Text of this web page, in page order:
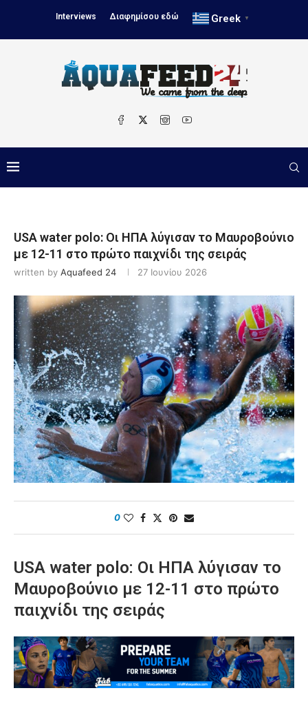
Interviews Διαφημίσου εδώ Greek ▼
USA water polo: Οι ΗΠΑ λύγισαν το Μαυροβούνιο
με 12-11 στο πρώτο παιχνίδι της σειράς
written by Aquafeed 24 27 Ιουνίου 2026
0
USA water polo: Οι ΗΠΑ λύγισαν το
Μαυροβούνιο με 12-11 στο πρώτο
παιχνίδι της σειράς